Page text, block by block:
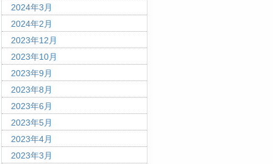
2024年3月
2024年2月
2023年12月
2023年10月
2023年9月
2023年8月
2023年6月
2023年5月
2023年4月
2023年3月